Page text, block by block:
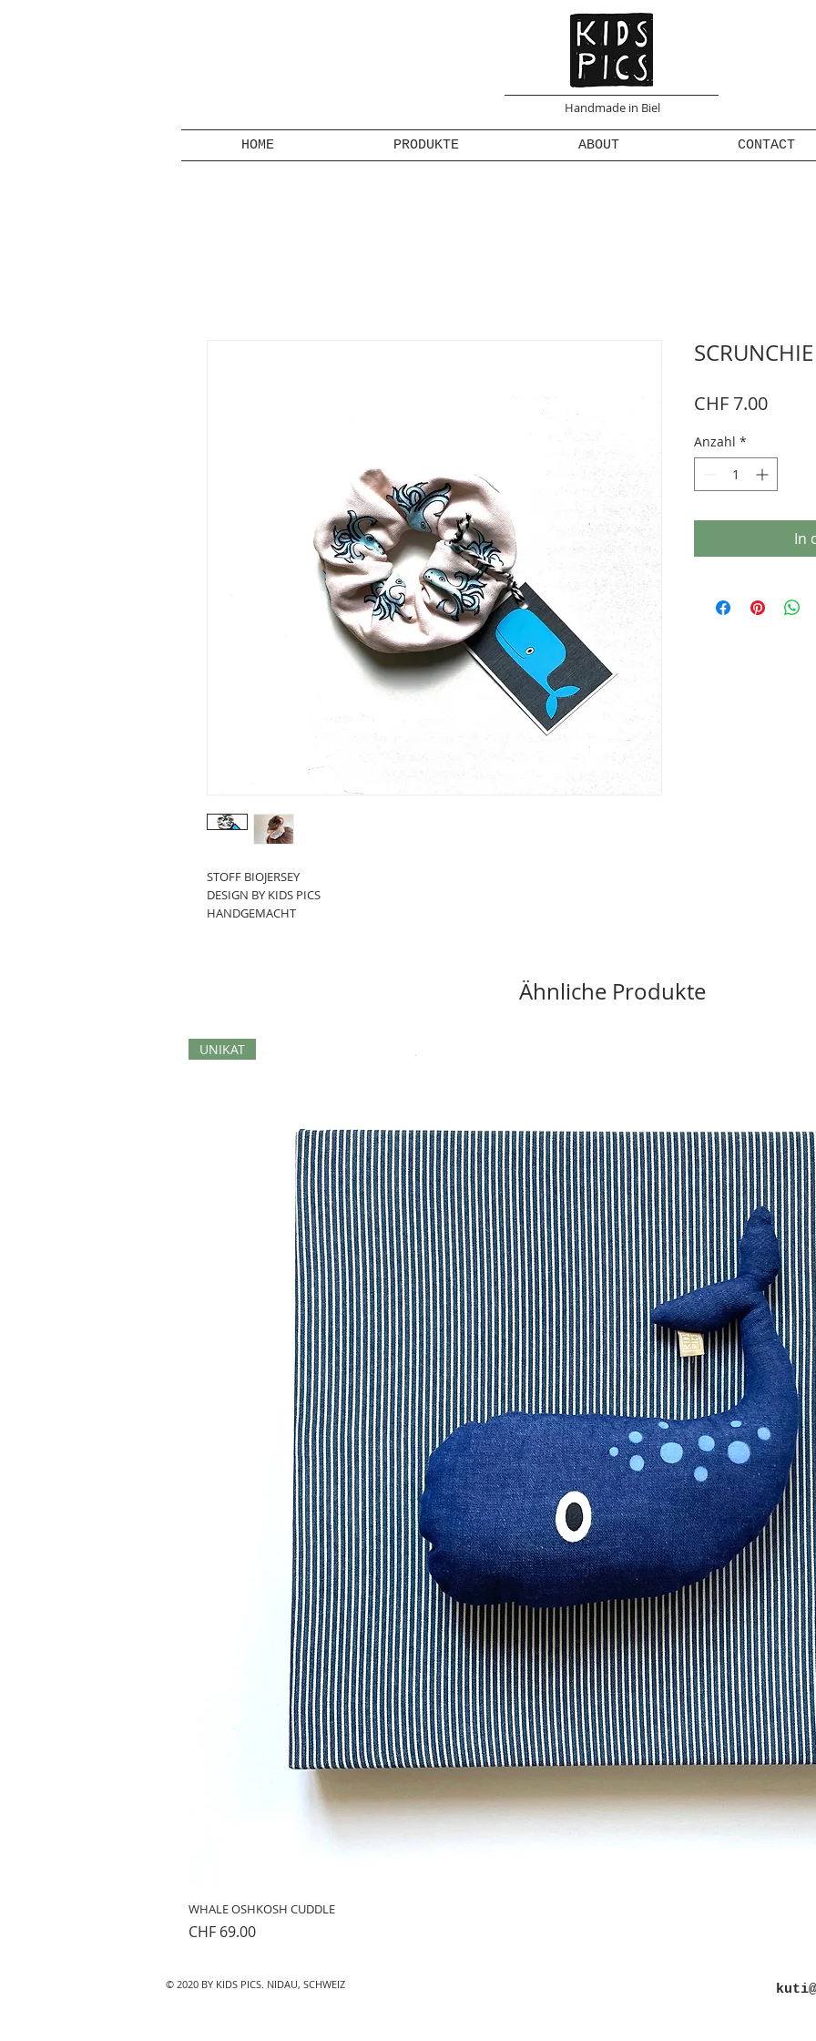
Handmade in Biel
HOME PRODUKTE ABOUT CONTACT
STOFF BIOJERSEY
DESIGN BY KIDS PICS
HANDGEMACHT
CHF 7.00Preis
Anzahl *
In
Ähnliche Produkte
UNIKAT
WHALE OSHKOSH CUDDLE
Preis
CHF 69.00
© 2020 BY KIDS PICS. NIDAU, SCHWEIZ